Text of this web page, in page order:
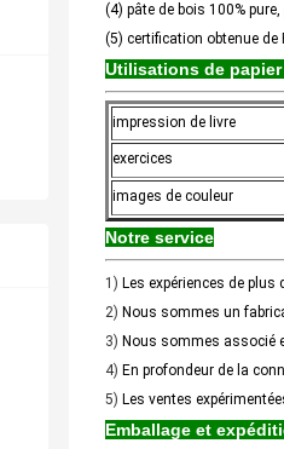
(4) pâte de bois 100%
(5) certification obtenue de
Utilisations de
impression de livre
exercices
images de couleur
Notre service
1) Les expériences de
2) Nous sommes un
3) Nous sommes associé
4) En profondeur de la
5) Les ventes
Emballage et